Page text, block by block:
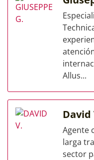
Allus...
David
Agente
larga
sector